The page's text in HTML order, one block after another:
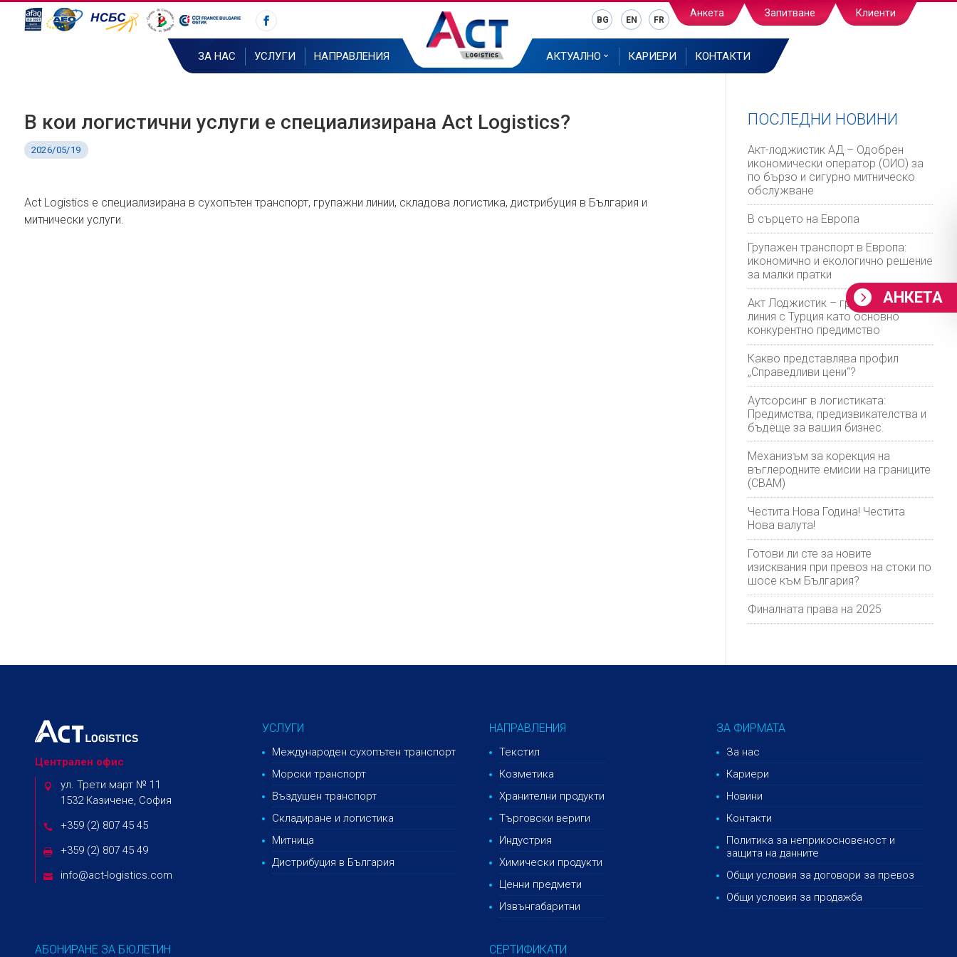
Клиенти
Запитване
Анкета
BG EN FR
ЗА НАС УСЛУГИ НАПРАВЛЕНИЯ АКТУАЛНО КАРИЕРИ КОНТАКТИ
В кои логистични услуги е специализирана Act Logistics?
2026/05/19
Act Logistics е специализирана в сухопътен транспорт, групажни линии, складова логистика, дистрибуция в България и
митнически услуги.
ПОСЛЕДНИ НОВИНИ
Акт-лоджистик АД – Одобрен
икономически оператор (ОИО) за
по бързо и сигурно митническо
обслужване
В сърцето на Европа
Групажен транспорт в Европа:
икономично и екологично решение
за малки пратки
Акт Лоджистик – групажната ни
линия с Турция като основно
конкурентно предимство
Какво представлява профил
„Справедливи цени“?
Аутсорсинг в логистиката:
Предимства, предизвикателства и
бъдеще за вашия бизнес.
Механизъм за корекция на
въглеродните емисии на границите
(CBAM)
Честита Нова Година! Честита
Нова валута!
Готови ли сте за новите
изисквания при превоз на стоки по
шосе към България?
Финалната права на 2025
Централен офис
ул. Трети март № 11
1532 Казичене, София
+359 (2) 807 45 45
+359 (2) 807 45 49
info@act-logistics.com
УСЛУГИ
Международен сухопътен транспорт
Морски транспорт
Въздушен транспорт
Складиране и логистика
Митница
Дистрибуция в България
НАПРАВЛЕНИЯ
Текстил
Козметика
Хранителни продукти
Търговски вериги
Индустрия
Химически продукти
Ценни предмети
Извънгабаритни
ЗА ФИРМАТА
За нас
Кариери
Новини
Контакти
Политика за неприкосновеност и
защита на данните
Общи условия за договори за превоз
Общи условия за продажба
АБОНИРАНЕ ЗА БЮЛЕТИН СЕРТИФИКАТИ
АНКЕТА